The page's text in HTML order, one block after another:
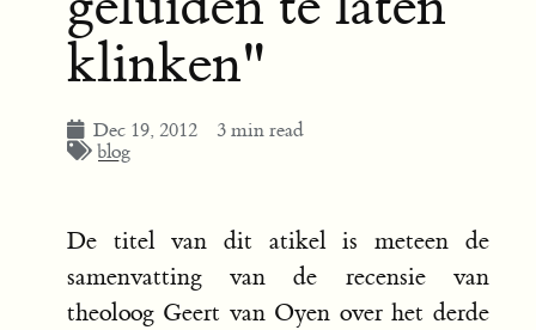
klinken"
Dec 19, 2012
3 min read
blog
De titel van dit atikel is meteen de
samenvatting van de recensie van
theoloog Geert van Oyen over het derde